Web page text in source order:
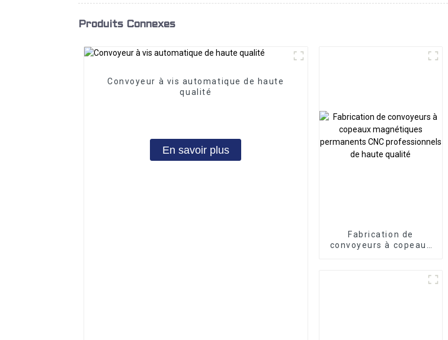
Produits Connexes
Convoyeur à vis automatique de haute
qualité
En savoir plus
Fabrication de
convoyeurs à copeaux